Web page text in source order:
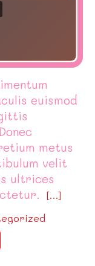
euismod
metus
velit
ultrices
[…]